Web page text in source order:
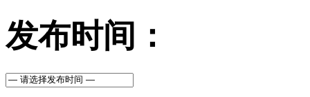
发布时间：